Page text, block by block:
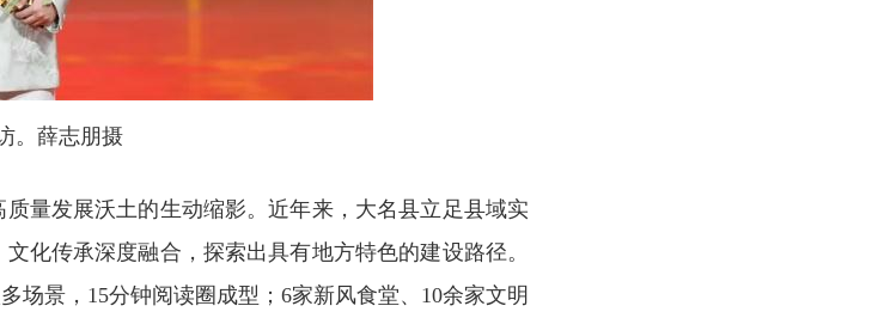
。薛志朋摄
发展沃土的生动缩影。近年来，大名县立足县域实
化传承深度融合，探索出具有地方特色的建设路径。
场景，15分钟阅读圈成型；6家新风食堂、10余家文明